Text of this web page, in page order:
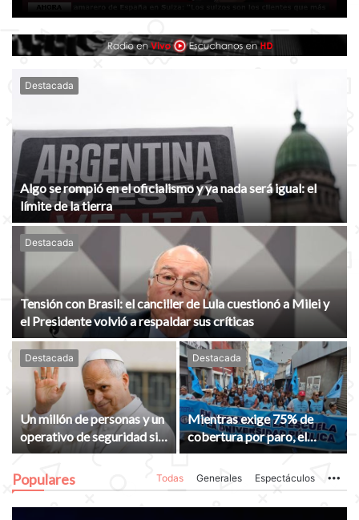
Destacada
Algo se rompió en el oficialismo y ya nada será igual: el
límite de la tierra
Destacada
Tensión con Brasil: el canciller de Lula cuestionó a Milei y
el Presidente volvió a respaldar sus críticas
Destacada
Un millón de personas y un
operativo de seguridad sin
precedentes: la trastienda
de la llegada de León XIV
Destacada
Mientras exige 75% de
cobertura por paro, el
Gobierno subejecutó el
75% de las metas
educativas
Populares Todas Generales Espectáculos